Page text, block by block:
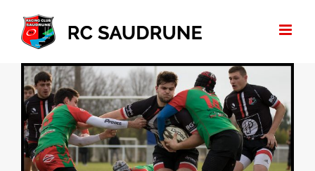
Passer
contenu
Voir
l'image
agrandie